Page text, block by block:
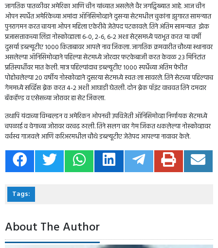
जागतिक पातळीवर अमेरिका आणि चीन यांच्यात असलेले वैर जगद्विख्यात आहे. आज चीन
ओपन स्पर्धेत अमेरिकेच्या अमांदा ऑनिसिमोव्हाने दुसऱ्या सेटमधील चुकांना झुगारत सामन्यात
पुनरागमन करत चायना ओपन महिला एकेरीचे जेतेपद पटकावले. तिने अंतिम सामन्यात झेक
प्रजासत्ताकच्या लिंडा नोस्कोव्हाला 6-0, 2-6, 6-2 अशा सेट्समध्ये पराभूत करत या वर्षी
दुसर्या डब्ल्यूटीए 1000 किताबावर आपले नाव जिंकला. जागतिक क्रमवारीत चौथ्या स्थानावर
असलेल्या ऑनिसिमोव्हाने पहिल्या सेटमध्ये जोरदार फटकेबाजी करत केवळ 23 मिनिटांत
प्रतिस्पर्धीवर मात केली. मात्र पहिल्यांदाच डब्ल्यूटीए 1000 स्पर्धेच्या अंतिम फेरीत
पोहोचलेल्या 20 वर्षीय नोस्कोव्हाने दुसऱया सेटमध्ये स्वतःला सावरले. तिने सेटच्या पहिल्याच
गेममध्ये सर्व्हिस ब्रेक करत 4-2 अशी आघाडी घेतली. दोन ब्रेक पॉइंट वाचवत तिने दमदार
बॅकहॅण्ड व एसेसच्या जोरावर हा सेट जिंकला.
तथापि यंदाच्या विम्बल्डन व अमेरिकन ओपनची उपविजेती ऑनिसिमोव्हा निर्णायक सेटमध्ये
चपळाई व वेगाच्या जोरावर वरचढ ठरली. तिने सलग चार गेम जिंकत थकलेल्या नोस्कोव्हावर
वर्चस्व गाजवले आणि करिअरमधील चौथे डब्ल्यूटीए जेतेपद आपल्या नावावर केले.
Tags:
About The Author